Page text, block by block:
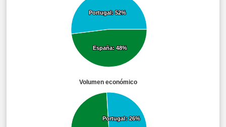
Volumen económico
España: 48%
España: 48%
Portugal: 52%
Portugal: 52%
Portugal: 26%
Portugal: 26%